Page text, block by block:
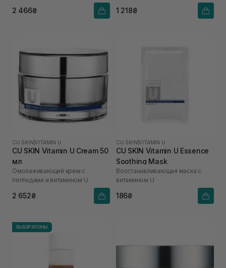
2 466₴ 1 218₴
CU SKIN |VITAMIN U
CU SKIN Vitamin U Cream 50
мл
Омолаживающий крем с
пептидами и витамином U
2 652₴
CU SKIN |VITAMIN U
CU SKIN Vitamin U Essence
Soothing Mask
Восстанавливающая маска с
витамином U
186₴
ВЫБОР ИЛОНЫ